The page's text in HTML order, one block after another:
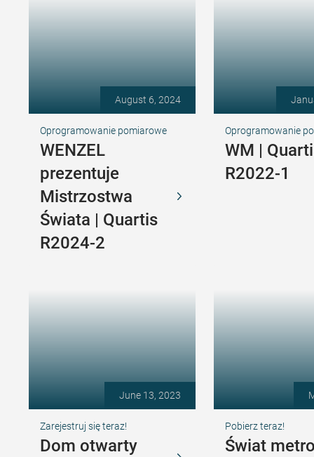
August 6, 2024
Oprogramowanie pomiarowe
WENZEL
prezentuje
Mistrzostwa
Świata | Quartis
R2024-2
Oprogramowanie
WM |
R2022-1
June 13, 2023
Zarejestruj się teraz!
Dom otwarty
Pobierz teraz!
Świat